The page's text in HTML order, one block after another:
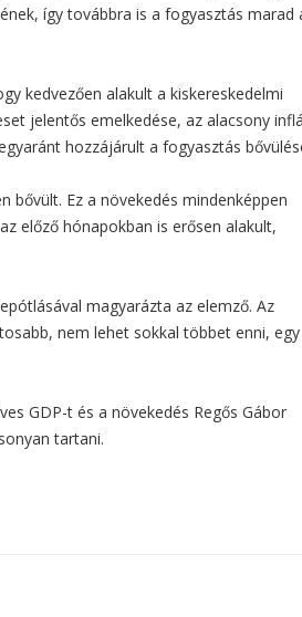
így továbbra is a fogyasztás marad
kedvezően alakult a kiskereskedelmi
jelentős emelkedése, az alacsony
hozzájárult a fogyasztás
bővült. Ez a növekedés mindenképpen
előző hónapokban is erősen alakult,
magyarázta az elemző. Az
nem lehet sokkal többet enni,
GDP-t és a növekedés Regős Gábor
tartani.